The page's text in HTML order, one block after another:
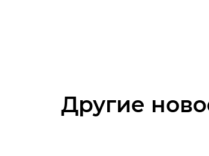
Другие